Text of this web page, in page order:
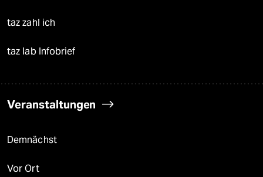
taz zahl ich
taz lab Infobrief
Veranstaltungen
Demnächst
Vor Ort